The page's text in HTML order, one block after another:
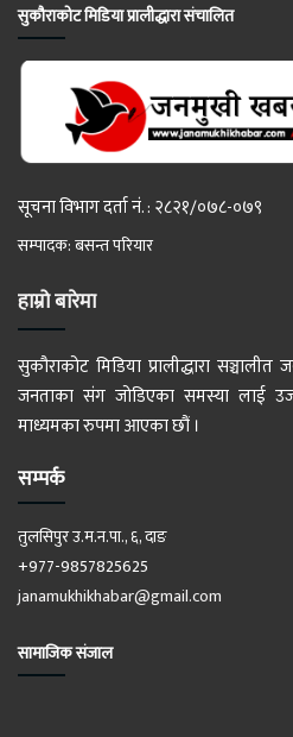
सुकौराकोट मिडिया प्रालीद्धारा संचालित
सूचना विभाग दर्ता नं. : २८२१/०७८-०७९
सम्पादक: बसन्त परियार
हाम्रो बारेमा
सुकौराकोट मिडिया प्रालीद्धारा
जनताका संग जोडिएका समस्या लाई
माध्यमका रुपमा आएका छौं ।
सम्पर्क
तुलसिपुर उ.म.न.पा., ६, दाङ
+977-9857825625
janamukhikhabar@gmail.com
सामाजिक संजाल